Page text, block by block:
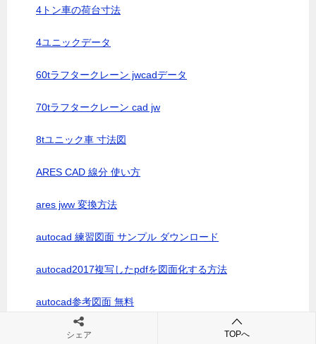
4トン車の荷台寸法
4ユニックデータ
60tラフタークレーン jwcadデータ
70tラフタークレーン cad jw
8tユニック車 寸法図
ARES CAD 線分 使い方
ares jww 変換方法
autocad 練習図面 サンプル ダウンロード
autocad2017複写したpdfを図面化する方法
autocad参考図面 無料
c-board.cgi？cmd=ntr;tree=22639;id=003
シェア TOPへ